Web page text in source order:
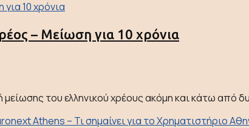
– Μείωση για 10 χρόνια
του ελληνικού χρέους ακόμη και κάτω από